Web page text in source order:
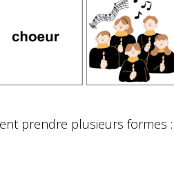
prendre plusieurs formes :